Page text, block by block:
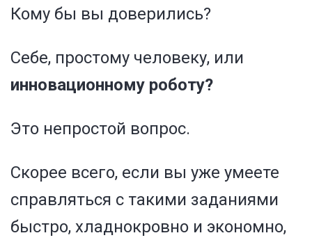
Кому бы вы доверились?
Себе, простому человеку, или
инновационному роботу?
Это непростой вопрос.
Скорее всего, если вы уже умеете
справляться с такими заданиями
быстро, хладнокровно и экономно,